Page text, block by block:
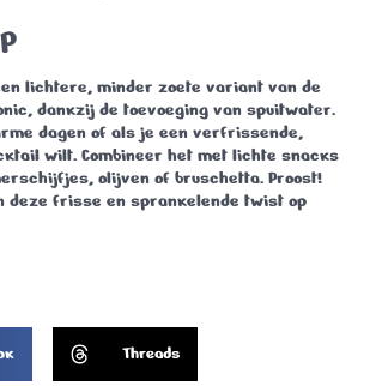
lichtere, minder zoete variant van de
dankzij de toevoeging van spuitwater.
dagen of als je een verfrissende,
wilt. Combineer het met lichte snacks
olijven of bruschetta. Proost!
deze frisse en sprankelende twist op
Threads